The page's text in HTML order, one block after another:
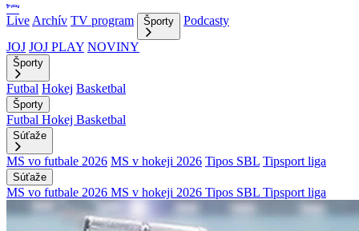
Live Archív TV program Športy
Podcasty
JOJ JOJ PLAY NOVINY
Športy
Futbal Hokej Basketbal
Športy
Futbal Hokej Basketbal
Súťaže
MS vo futbale 2026 MS v hokeji 2026 Tipos SBL Tipsport liga
Súťaže
MS vo futbale 2026 MS v hokeji 2026 Tipos SBL Tipsport liga